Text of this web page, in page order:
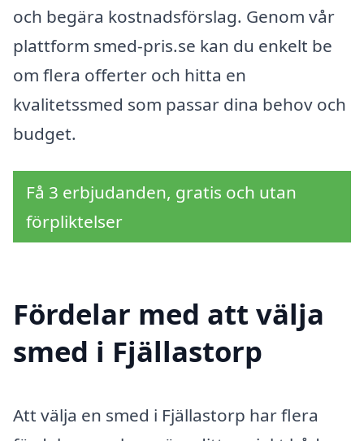
och begära kostnadsförslag. Genom vår
plattform smed-pris.se kan du enkelt be
om flera offerter och hitta en
kvalitetssmed som passar dina behov och
budget.
Få 3 erbjudanden, gratis och utan
förpliktelser
Fördelar med att välja
smed i Fjällastorp
Att välja en smed i Fjällastorp har flera